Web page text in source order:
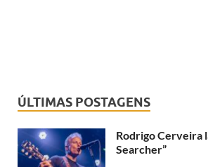
ÚLTIMAS POSTAGENS
Rodrigo Cerveira
Searcher”